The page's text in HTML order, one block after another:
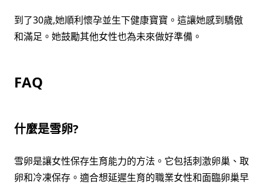
到了30歲,她順利懷孕並生下健康寶寶。這讓她感到驕傲
和滿足。她鼓勵其他女性也為未來做好準備。
FAQ
什麼是雪卵?
雪卵是讓女性保存生育能力的方法。它包括刺激卵巢、取
卵和冷凍保存。適合想延遲生育的職業女性和面臨卵巢早